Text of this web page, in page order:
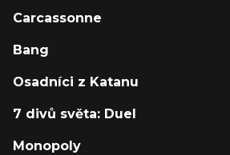
Carcassonne
Bang
Osadníci z Katanu
7 divů světa: Duel
Monopoly